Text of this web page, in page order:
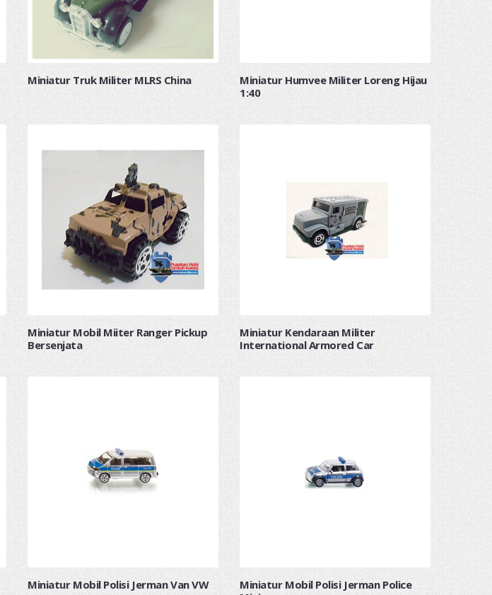
Miniatur Truk Militer MLRS China
Miniatur Humvee Militer Loreng Hijau
1:40
Miniatur Mobil Miiter Ranger Pickup
Bersenjata
Miniatur Kendaraan Militer
International Armored Car
Miniatur Mobil Polisi Jerman Van VW
Miniatur Mobil Polisi Jerman Police